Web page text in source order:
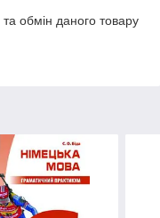
обмін даного товару